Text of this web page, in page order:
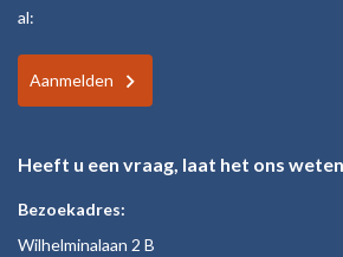
al:
Aanmelden
Heeft u een vraag, laat het ons
Bezoekadres:
Wilhelminalaan 2 B